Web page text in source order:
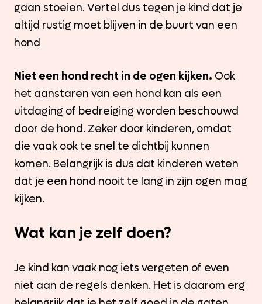
gaan stoeien. Vertel dus tegen je kind dat je
altijd rustig moet blijven in de buurt van een
hond
Niet een hond recht in de ogen kijken. Ook
het aanstaren van een hond kan als een
uitdaging of bedreiging worden beschouwd
door de hond. Zeker door kinderen, omdat
die vaak ook te snel te dichtbij kunnen
komen. Belangrijk is dus dat kinderen weten
dat je een hond nooit te lang in zijn ogen mag
kijken.
Wat kan je zelf doen?
Je kind kan vaak nog iets vergeten of even
niet aan de regels denken. Het is daarom erg